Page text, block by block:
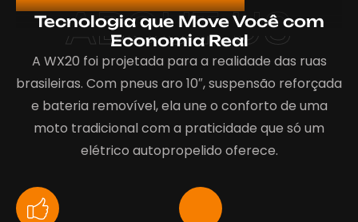
ABOUT US
Tecnologia que Move Você com
Economia Real
A WX20 foi projetada para a realidade das ruas
brasileiras. Com pneus aro 10″, suspensão reforçada
e bateria removível, ela une o conforto de uma
moto tradicional com a praticidade que só um
elétrico autopropelido oferece.